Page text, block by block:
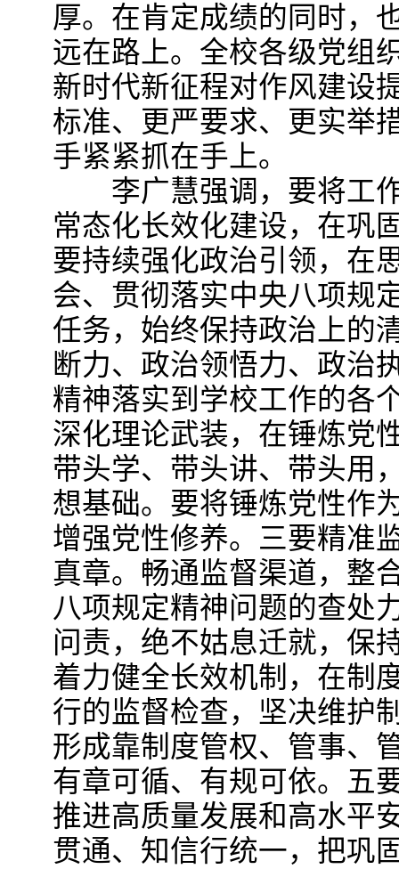
厚。在肯定成绩的同时，
远在路上。全校各级党组
新时代新征程对作风建设
标准、更严要求、更实举
手紧紧抓在手上。
李广慧强调，要将工作
常态化长效化建设，在巩
要持续强化政治引领，在
会、贯彻落实中央八项规
任务，始终保持政治上的
断力、政治领悟力、政治
精神落实到学校工作的各
深化理论武装，在锤炼党
带头学、带头讲、带头用
想基础。要将锤炼党性作
增强党性修养。三要精准
真章。畅通监督渠道，整
八项规定精神问题的查处
问责，绝不姑息迁就，保
着力健全长效机制，在制
行的监督检查，坚决维护
形成靠制度管权、管事、
有章可循、有规可依。五
推进高质量发展和高水平
贯通、知信行统一，把巩